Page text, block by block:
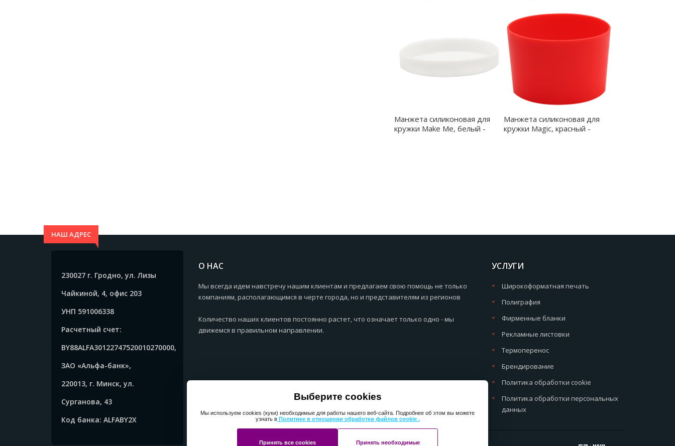
Выберите cookies
Мы используем cookies (куки) необходимые для работы нашего веб-сайта. Подробнее об этом вы можете
узнать вПолитике в отношении обработки файлов cookie .
Принять все cookies Принять необходимые
5050K.03
Манжета силиконовая для
кружки Make Me, белый -
Манжета силиконовая для
кружки Magic, красный -
НАШ АДРЕС
230027 г. Гродно, ул. Лизы
Чайкиной, 4, офис 203
УНП 591006338
Расчетный счет:
BY88ALFA30122747520010270000,
ЗАО «Альфа-банк»,
220013, г. Минск, ул.
Сурганова, 43
Код банка: ALFABY2X
О НАС
Мы всегда идем навстречу нашим клиентам и предлагаем свою помощь не только
компаниям, располагающимся в черте города, но и представителям из регионов
Количество наших клиентов постоянно растет, что означает только одно - мы
движемся в правильном направлении.
УСЛУГИ
Широкоформатная печать
Полиграфия
Фирменные бланки
Рекламные листовки
Термоперенос
Брендирование
Политика обработки cookie
Политика обработки персональных
данных